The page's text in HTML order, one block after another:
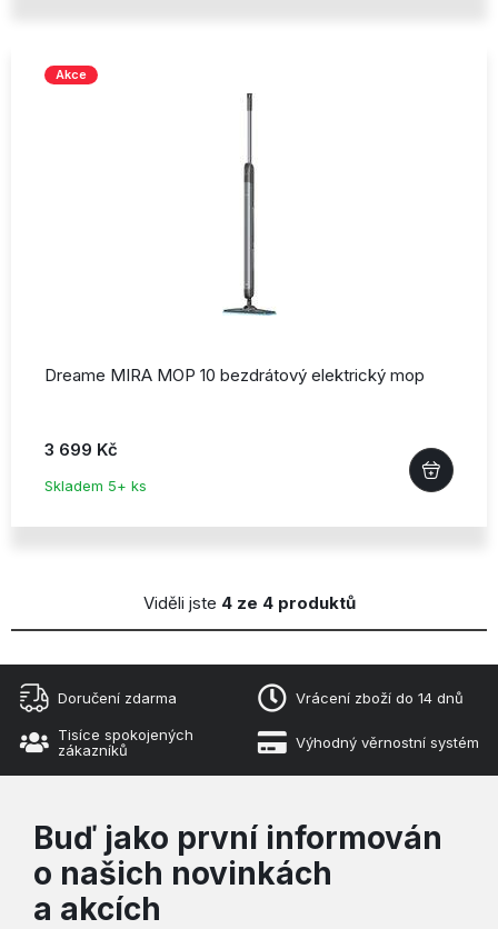
Akce
Dreame MIRA MOP 10 bezdrátový elektrický mop
3 699 Kč
Skladem 5+ ks
Viděli jste 4 ze 4 produktů
Doručení zdarma Vrácení zboží do 14 dnů
Tisíce spokojených
zákazníků
Výhodný věrnostní systém
Buď jako první informován
o našich novinkách
a akcích